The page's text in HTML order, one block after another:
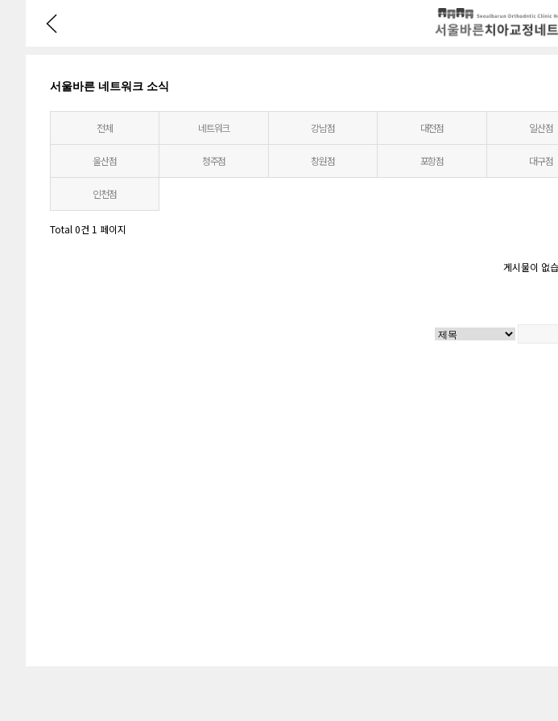
서울바른 네트워크 소식
전체 네트워크 강남점 대전점 일산점
울산점 청주점 창원점 포항점 대구점
인천점
Total 0건 1 페이지
게시물이 없